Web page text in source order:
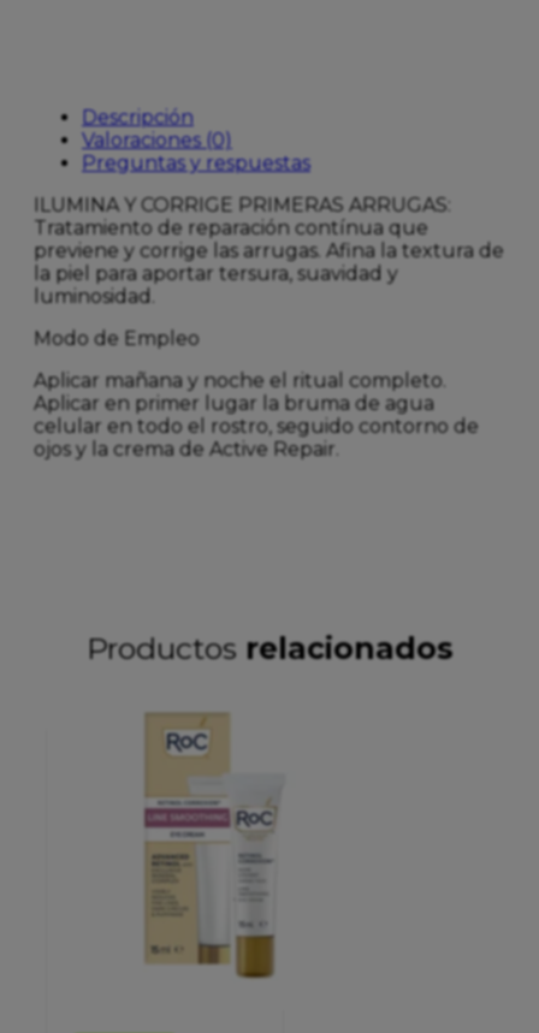
Descripción
Valoraciones (0)
Preguntas y respuestas
ILUMINA Y CORRIGE PRIMERAS ARRUGAS:
Tratamiento de reparación contínua que
previene y corrige las arrugas. Afina la textura de
la piel para aportar tersura, suavidad y
luminosidad.
Modo de Empleo
Aplicar mañana y noche el ritual completo.
Aplicar en primer lugar la bruma de agua
celular en todo el rostro, seguido contorno de
ojos y la crema de Active Repair.
Productos relacionados